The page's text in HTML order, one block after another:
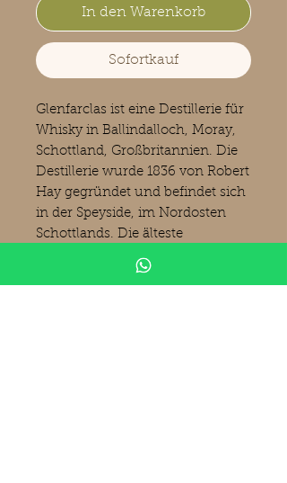
In den Warenkorb
Sofortkauf
Glenfarclas ist eine Destillerie für
Whisky in Ballindalloch, Moray,
Schottland, Großbritannien. Die
Destillerie wurde 1836 von Robert
Hay gegründet und befindet sich
in der Speyside, im Nordosten
Schottlands. Die älteste
schottische Brennerei in
Familienbesitz gehört seit 1865